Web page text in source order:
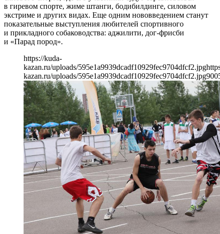
в гиревом спорте, жиме штанги, бодибилдинге, силовом
экстриме и других видах. Еще одним нововведением станут
показательные выступления любителей спортивного
и прикладного собаководства: аджилити, дог-фрисби
и «Парад пород».
https://kuda-
kazan.ru/uploads/595e1a9939dcadf10929fec9704dfcf2.jpg
kazan.ru/uploads/595e1a9939dcadf10929fec9704dfcf2.jpg900